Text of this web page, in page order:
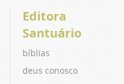
Editora
Santuário
bíblias
deus conosco